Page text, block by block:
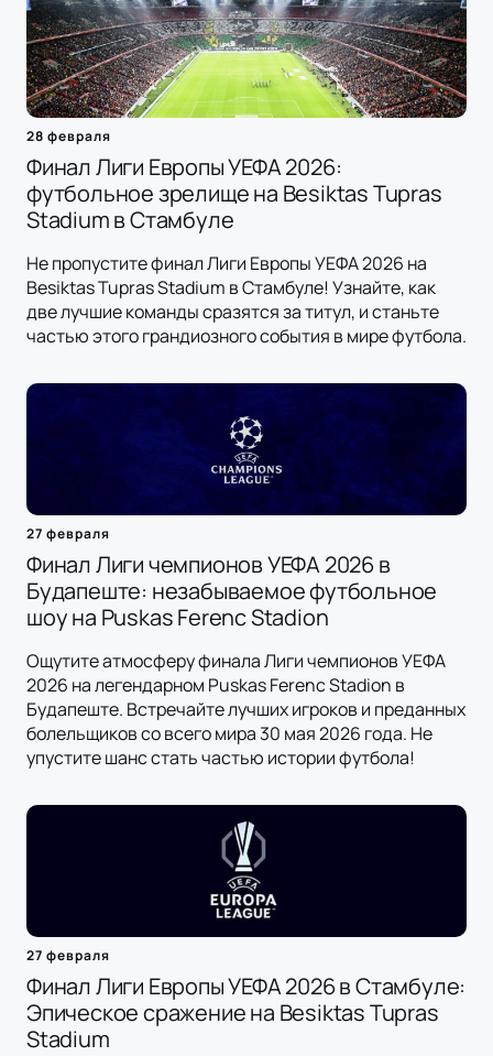
28 февраля
Финал Лиги Европы УЕФА 2026:
футбольное зрелище на Besiktas Tupras
Stadium в Стамбуле
Не пропустите финал Лиги Европы УЕФА 2026 на
Besiktas Tupras Stadium в Стамбуле! Узнайте, как
две лучшие команды сразятся за титул, и станьте
частью этого грандиозного события в мире футбола.
27 февраля
Финал Лиги чемпионов УЕФА 2026 в
Будапеште: незабываемое футбольное
шоу на Puskas Ferenc Stadion
Ощутите атмосферу финала Лиги чемпионов УЕФА
2026 на легендарном Puskas Ferenc Stadion в
Будапеште. Встречайте лучших игроков и преданных
болельщиков со всего мира 30 мая 2026 года. Не
упустите шанс стать частью истории футбола!
27 февраля
Финал Лиги Европы УЕФА 2026 в Стамбуле:
Эпическое сражение на Besiktas Tupras
Stadium